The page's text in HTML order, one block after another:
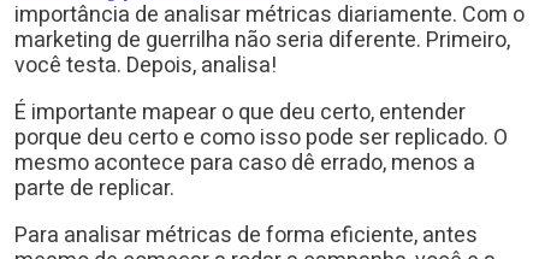
importância de analisar métricas diariamente. Com o
marketing de guerrilha não seria diferente. Primeiro,
você testa. Depois, analisa!
É importante mapear o que deu certo, entender
porque deu certo e como isso pode ser replicado. O
mesmo acontece para caso dê errado, menos a
parte de replicar.
Para analisar métricas de forma eficiente, antes